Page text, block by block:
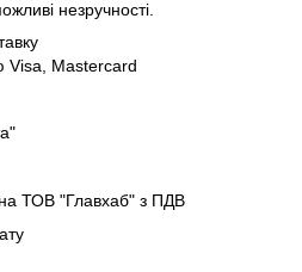
незручності.
Visa, Mastercard
ТОВ "Главхаб" з ПДВ